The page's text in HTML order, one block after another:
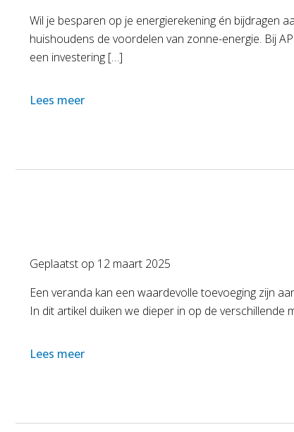
Wil je besparen op je energierekening én bijdragen
huishoudens de voordelen van zonne-energie. Bij
een investering […]
Lees meer
Geplaatst op 12 maart 2025
Een veranda kan een waardevolle toevoeging zijn
In dit artikel duiken we dieper in op de
Lees meer